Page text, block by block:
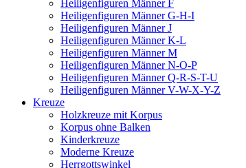
Heiligenfiguren Männer F
Heiligenfiguren Männer G-H-I
Heiligenfiguren Männer J
Heiligenfiguren Männer K-L
Heiligenfiguren Männer M
Heiligenfiguren Männer N-O-P
Heiligenfiguren Männer Q-R-S-T-U
Heiligenfiguren Männer V-W-X-Y-Z
Kreuze
Holzkreuze mit Korpus
Korpus ohne Balken
Kinderkreuze
Moderne Kreuze
Herrgottswinkel